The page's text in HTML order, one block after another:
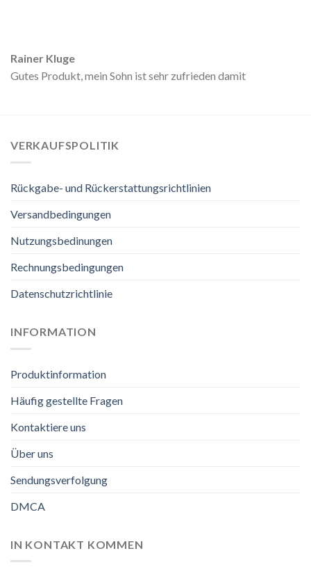
Rainer Kluge
Gutes Produkt, mein Sohn ist sehr zufrieden damit
VERKAUFSPOLITIK
Rückgabe- und Rückerstattungsrichtlinien
Versandbedingungen
Nutzungsbedinungen
Rechnungsbedingungen
Datenschutzrichtlinie
INFORMATION
Produktinformation
Häufig gestellte Fragen
Kontaktiere uns
Über uns
Sendungsverfolgung
DMCA
IN KONTAKT KOMMEN